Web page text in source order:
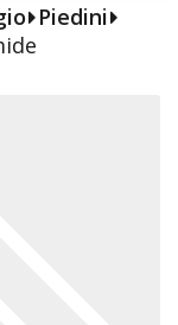
Piedini